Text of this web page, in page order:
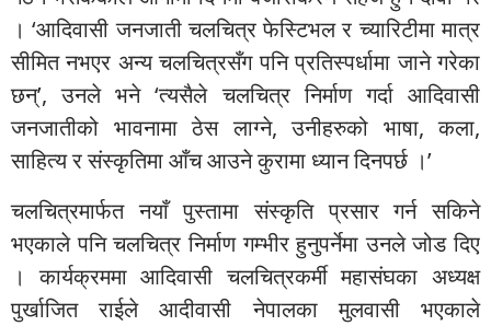
। ‘आदिवासी जनजाती चलचित्र फेस्टिभल र च्यारिटीमा मात्र
सीमित नभएर अन्य चलचित्रसँग पनि प्रतिस्पर्धामा जाने गरेका
छन्’, उनले भने ‘त्यसैले चलचित्र निर्माण गर्दा आदिवासी
जनजातीको भावनामा ठेस लाग्ने, उनीहरुको भाषा, कला,
साहित्य र संस्कृतिमा आँच आउने कुरामा ध्यान दिनपर्छ ।’
चलचित्रमार्फत नयाँ पुस्तामा संस्कृति प्रसार गर्न सकिने
भएकाले पनि चलचित्र निर्माण गम्भीर हुनुपर्नेमा उनले जोड दिए
। कार्यक्रममा आदिवासी चलचित्रकर्मी महासंघका अध्यक्ष
पुर्खाजित राईले आदीवासी नेपालका मुलवासी भएकाले